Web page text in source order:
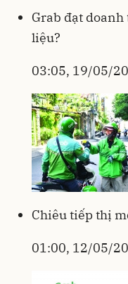
Grab đạt
liệu?
03:05, 19/05/
Chiêu tiếp thị
01:00, 12/05/